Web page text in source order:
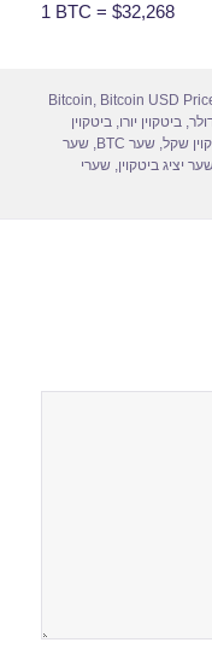
1 BTC = $32,268
Bitcoin, Bitcoin USD
,ביטקוין יורו,ביטקוין
שקל,שער BTC ,שער
יציג ביטקוין,שערי